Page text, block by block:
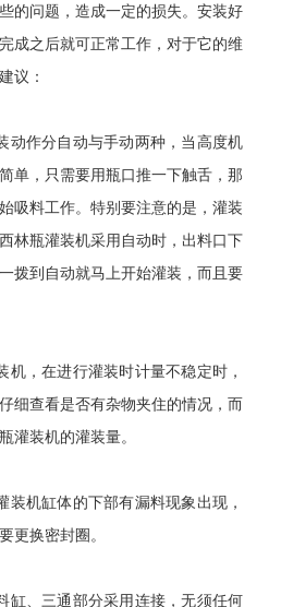
的问题，造成一定的损失。安装好
成之后就可正常工作，对于它的维
议：
动作分自动与手动两种，当高度机
单，只需要用瓶口推一下触舌，那
吸料工作。特别要注意的是，灌装
林瓶灌装机采用自动时，出料口下
拨到自动就马上开始灌装，而且要
机，在进行灌装时计量不稳定时，
细查看是否有杂物夹住的情况，而
灌装机的灌装量。
装机缸体的下部有漏料现象出现，
更换密封圈。
缸、三通部分采用连接，无须任何